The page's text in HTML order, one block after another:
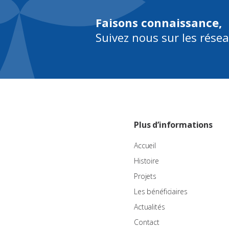
Faisons connaissance,
Suivez nous sur les
Plus d’informations
Accueil
Histoire
Projets
Les bénéficiaires
Actualités
Contact